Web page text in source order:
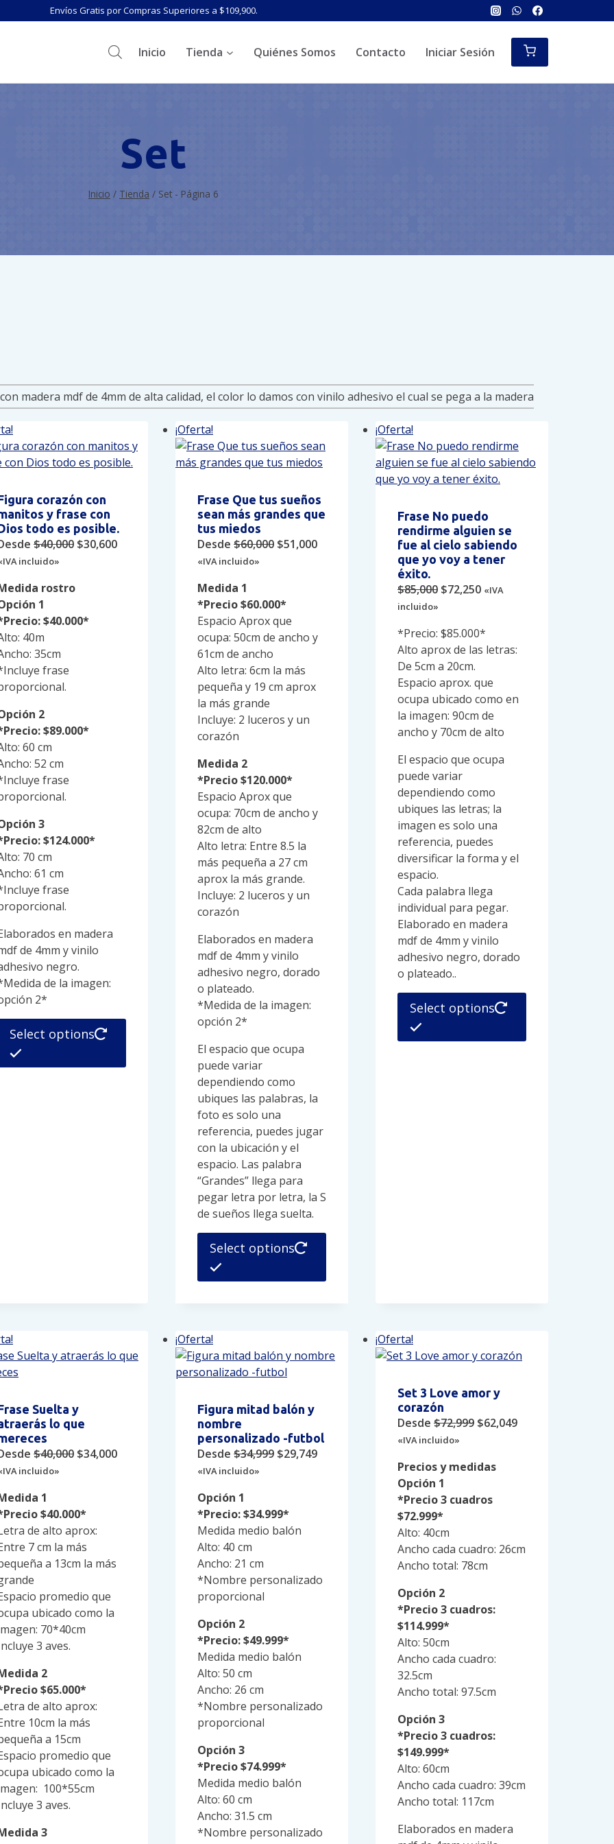
Envíos Gratis por Compras Superiores a $109,900.
Inicio Tienda Quiénes Somos Contacto Iniciar Sesión
Set
Inicio / Tienda / Set - Página 6
corazón con
y frase con
todo es posible.
$40,000 Original
$30,600Current
incluido»
rostro
1
$40.000*
40m
35cm
frase
2
$89.000*
60 cm
52 cm
frase
3
$124.000*
70 cm
61 cm
frase
en madera
de 4mm y vinilo
negro.
de la imagen:
2*
Select options
¡Oferta!
Frase Que tus sueños
sean más grandes que
tus miedos
Desde $60,000 Original
$51,000Current
«IVA incluido»
Medida 1
*Precio $60.000*
Espacio Aprox que
ocupa: 50cm de ancho y
61cm de ancho
Alto letra: 6cm la más
pequeña y 19 cm aprox
la más grande
Incluye: 2 luceros y un
corazón
Medida 2
*Precio $120.000*
Espacio Aprox que
ocupa: 70cm de ancho y
82cm de alto
Alto letra: Entre 8.5 la
más pequeña a 27 cm
aprox la más grande.
Incluye: 2 luceros y un
corazón
Elaborados en madera
mdf de 4mm y vinilo
adhesivo negro, dorado
o plateado.
*Medida de la imagen:
opción 2*
El espacio que ocupa
puede variar
dependiendo como
ubiques las palabras, la
foto es solo una
referencia, puedes jugar
con la ubicación y el
espacio. Las palabra
“Grandes” llega para
pegar letra por letra, la S
de sueños llega suelta.
Select options
variantes.
opciones
se
¡Oferta!
Frase No puedo
rendirme alguien se
fue al cielo sabiendo
que yo voy a tener
éxito.
$85,000 Original
$85,000.
$72,250Current
$72,250.
«IVA
incluido»
*Precio: $85.000*
Alto aprox de las letras:
De 5cm a 20cm.
Espacio aprox. que
ocupa ubicado como en
la imagen: 90cm de
ancho y 70cm de alto
El espacio que ocupa
puede variar
dependiendo como
ubiques las letras; la
imagen es solo una
referencia, puedes
diversificar la forma y el
espacio.
Cada palabra llega
individual para pegar.
Elaborado en madera
mdf de 4mm y vinilo
adhesivo negro, dorado
o plateado..
Select options
Suelta y
lo que
$40,000 Original
$34,000Current
incluido»
1
$40.000*
de alto aprox:
7 cm la más
a 13cm la más
promedio que
ubicado como la
70*40cm
3 aves.
2
$65.000*
de alto aprox:
10cm la más
a 15cm
promedio que
ubicado como la
100*55cm
3 aves.
3
¡Oferta!
Figura mitad balón y
nombre
personalizado -futbol
Desde $34,999 Original
$29,749Current
«IVA incluido»
Opción 1
*Precio: $34.999*
Medida medio balón
Alto: 40 cm
Ancho: 21 cm
*Nombre personalizado
proporcional
Opción 2
*Precio: $49.999*
Medida medio balón
Alto: 50 cm
Ancho: 26 cm
*Nombre personalizado
proporcional
Opción 3
*Precio $74.999*
Medida medio balón
Alto: 60 cm
Ancho: 31.5 cm
*Nombre personalizado
¡Oferta!
Set 3 Love amor y
corazón
Desde $72,999 Original
$72,999.
$62,049Current
«IVA incluido»
Precios y medidas
Opción 1
*Precio 3 cuadros
$72.999*
Alto: 40cm
Ancho cada cuadro: 26cm
Ancho total: 78cm
Opción 2
*Precio 3 cuadros:
$114.999*
Alto: 50cm
Ancho cada cuadro:
32.5cm
Ancho total: 97.5cm
Opción 3
*Precio 3 cuadros:
$149.999*
Alto: 60cm
Ancho cada cuadro: 39cm
Ancho total: 117cm
Elaborados en madera